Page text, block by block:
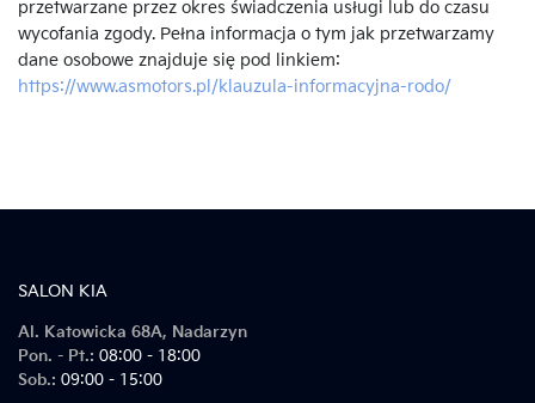
przetwarzane przez okres świadczenia usługi lub do czasu
wycofania zgody. Pełna informacja o tym jak przetwarzamy
dane osobowe znajduje się pod linkiem:
https://www.asmotors.pl/klauzula-informacyjna-rodo/
SALON KIA
Al. Katowicka 68A, Nadarzyn
Pon. - Pt.: 08:00 - 18:00
Sob.: 09:00 - 15:00